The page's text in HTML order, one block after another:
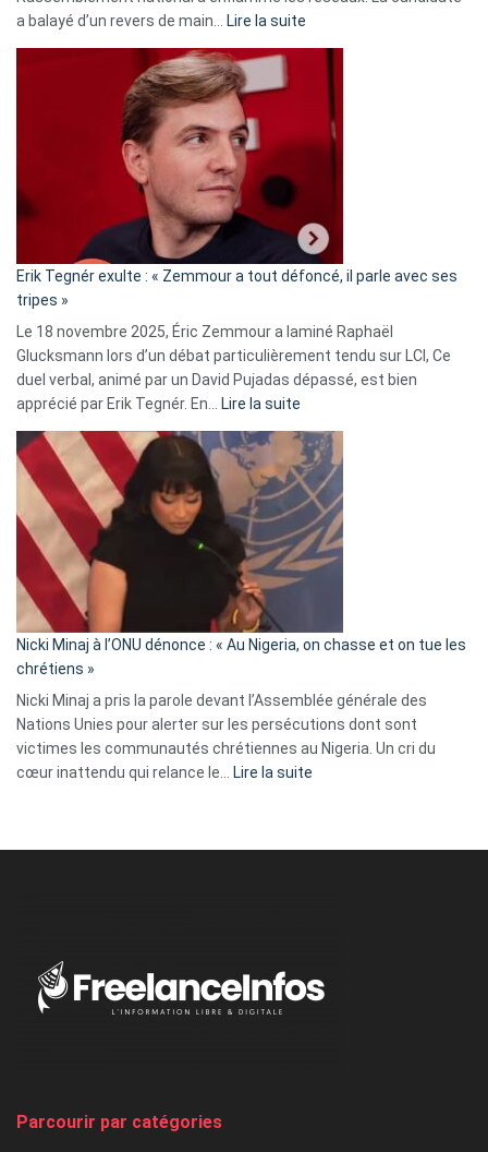
a balayé d’un revers de main…
Lire la suite
d’alliance
secrète
«
C’est
fake
news
»
Erik Tegnér exulte : « Zemmour a tout défoncé, il parle avec ses
tripes »
Le 18 novembre 2025, Éric Zemmour a laminé Raphaël
Glucksmann lors d’un débat particulièrement tendu sur LCI, Ce
duel verbal, animé par un David Pujadas dépassé, est bien
apprécié par Erik Tegnér. En…
Lire la suite
Tegnér
exulte
« Zemmour
a
tout
parle
ses
tripes »
Nicki Minaj à l’ONU dénonce : « Au Nigeria, on chasse et on tue les
chrétiens »
Nicki Minaj a pris la parole devant l’Assemblée générale des
Nations Unies pour alerter sur les persécutions dont sont
victimes les communautés chrétiennes au Nigeria. Un cri du
cœur inattendu qui relance le…
Lire la suite
Nigeria,
Parcourir par catégories